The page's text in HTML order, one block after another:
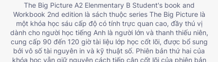
The Big Picture A2 Elenmentary B Student's book and
Workbook 2nd edition là sách thuộc series The Big Picture là
một khóa học sáu cấp độ có tính trực quan cao, đầy thú vị
dành cho người học tiếng Anh là người lớn và thanh thiếu niên,
cung cấp 90 đến 120 giờ tài liệu lớp học cốt lõi, được bổ sung
bởi vô số tài nguyên in và kỹ thuật số. Phiên bản thứ hai của
khóa học vẫn giữ nguyên cách tiếp cận cốt lõi của phiên bản